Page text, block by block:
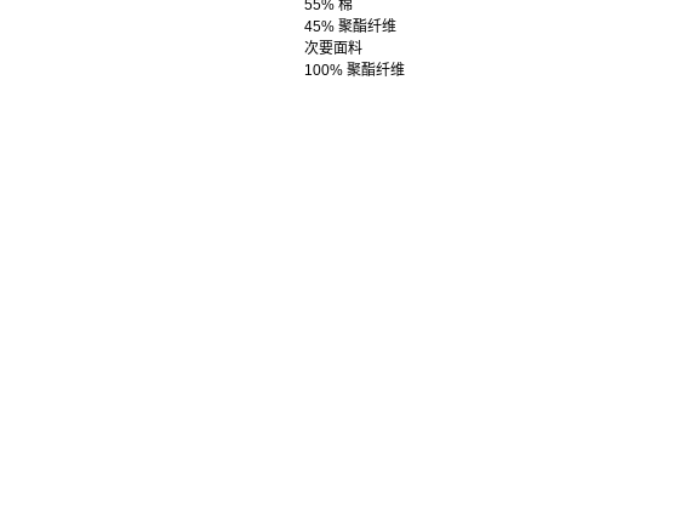
55% 棉
45% 聚酯纤维
次要面料
100% 聚酯纤维